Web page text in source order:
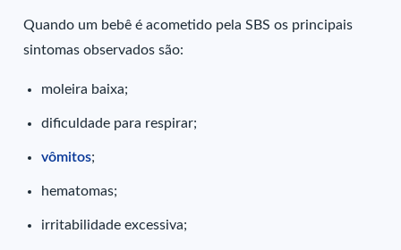
Quando um bebê é acometido pela SBS os principais
sintomas observados são:
moleira baixa;
dificuldade para respirar;
vômitos;
hematomas;
irritabilidade excessiva;